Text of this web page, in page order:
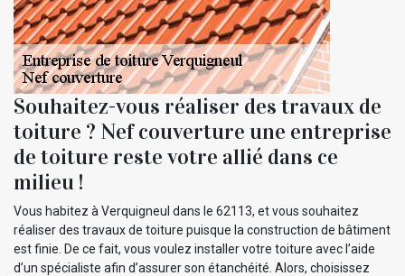
Souhaitez-vous réaliser des travaux de
toiture ? Nef couverture une entreprise
de toiture reste votre allié dans ce
milieu !
Vous habitez à Verquigneul dans le 62113, et vous souhaitez
réaliser des travaux de toiture puisque la construction de bâtiment
est finie. De ce fait, vous voulez installer votre toiture avec l’aide
d’un spécialiste afin d’assurer son étanchéité. Alors, choisissez